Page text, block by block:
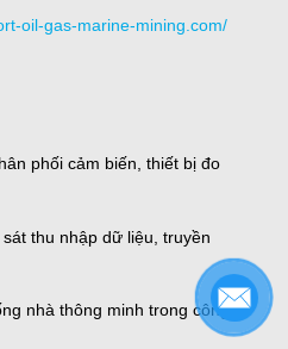
oil-gas-marine-mining.com/
phối cảm biến, thiết bị đo
thu nhập dữ liệu, truyền
nhà thông minh trong công